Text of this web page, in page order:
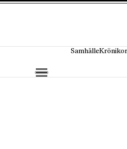
SamhälleKrönikor